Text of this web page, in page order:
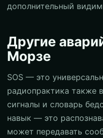
дополнительный
Другие
Морзе
SOS — это
радиопрактика также
сигналы и словарь
навык — это
может передавать